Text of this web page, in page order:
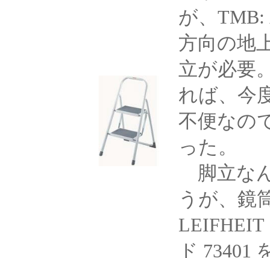
が、 TMB:
方向の地
立が必要
れば、今
不便なの
った。
脚立な
うが、鏡
LEIFHEIT
ド 73401